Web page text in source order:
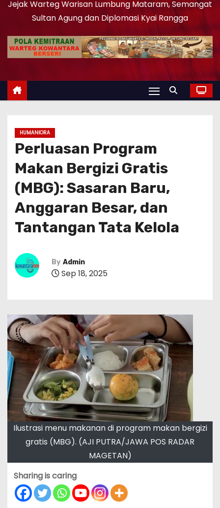
Jejak Warteg Warisan Lumbung Mataram, Semangat
Sultan Agung dan Diplomasi Kyai Rangga
HUMANIORA
Perluasan Program
Makan Bergizi Gratis
(MBG): Sasaran Baru,
Anggaran Besar, dan
Tantangan Tata Kelola
By Admin
Sep 18, 2025
Ilustrasi menu makanan di program makan bergizi
gratis (MBG). (AJI PUTRA/JAWA POS RADAR
MAGETAN)
Sharing is caring